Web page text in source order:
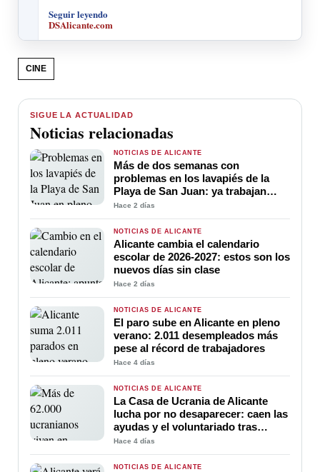
Seguir leyendo
DSAlicante.com
CINE
SIGUE LA ACTUALIDAD
Noticias relacionadas
NOTICIAS DE ALICANTE
Más de dos semanas con
problemas en los lavapiés de la
Playa de San Juan: ya trabajan
para soluciona
Hace 2 días
NOTICIAS DE ALICANTE
Alicante cambia el calendario
escolar de 2026-2027: estos son los
nuevos días sin clase
Hace 2 días
NOTICIAS DE ALICANTE
El paro sube en Alicante en pleno
verano: 2.011 desempleados más
pese al récord de trabajadores
Hace 4 días
NOTICIAS DE ALICANTE
La Casa de Ucrania de Alicante
lucha por no desaparecer: caen las
ayudas y el voluntariado tras
cuatro años de guerra
Hace 4 días
NOTICIAS DE ALICANTE